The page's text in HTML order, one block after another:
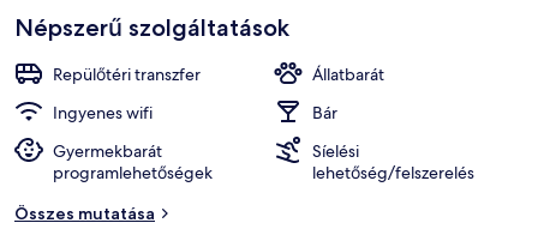
Népszerű szolgáltatások
Repülőtéri transzfer
Állatbarát
Ingyenes wifi
Bár
Gyermekbarát
programlehetőségek
Síelési
lehetőség/felszerelés
Összes mutatása